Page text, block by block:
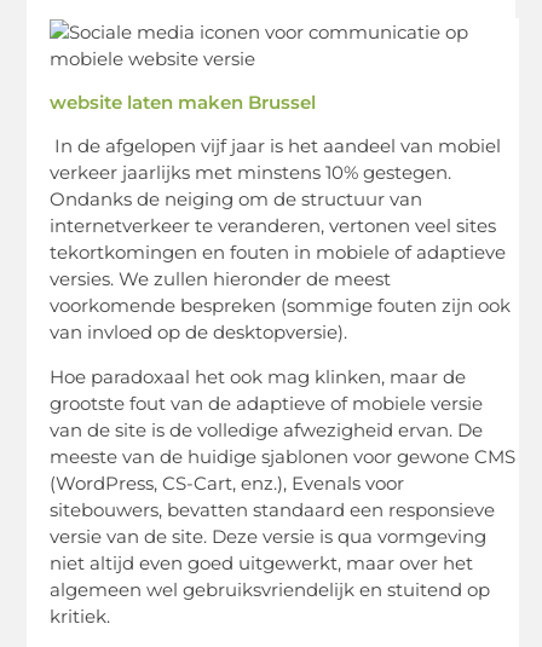
website laten maken Brussel
In de afgelopen vijf jaar is het aandeel van mobiel
verkeer jaarlijks met minstens 10% gestegen.
Ondanks de neiging om de structuur van
internetverkeer te veranderen, vertonen veel sites
tekortkomingen en fouten in mobiele of adaptieve
versies. We zullen hieronder de meest
voorkomende bespreken (sommige fouten zijn ook
van invloed op de desktopversie).
Hoe paradoxaal het ook mag klinken, maar de
grootste fout van de adaptieve of mobiele versie
van de site is de volledige afwezigheid ervan. De
meeste van de huidige sjablonen voor gewone CMS
(WordPress, CS-Cart, enz.), Evenals voor
sitebouwers, bevatten standaard een responsieve
versie van de site. Deze versie is qua vormgeving
niet altijd even goed uitgewerkt, maar over het
algemeen wel gebruiksvriendelijk en stuitend op
kritiek.